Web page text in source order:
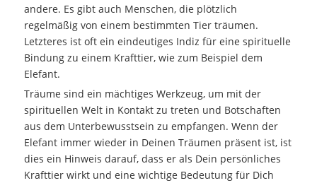
andere. Es gibt auch Menschen, die plötzlich
regelmäßig von einem bestimmten Tier träumen.
Letzteres ist oft ein eindeutiges Indiz für eine spirituelle
Bindung zu einem Krafttier, wie zum Beispiel dem
Elefant.
Träume sind ein mächtiges Werkzeug, um mit der
spirituellen Welt in Kontakt zu treten und Botschaften
aus dem Unterbewusstsein zu empfangen. Wenn der
Elefant immer wieder in Deinen Träumen präsent ist, ist
dies ein Hinweis darauf, dass er als Dein persönliches
Krafttier wirkt und eine wichtige Bedeutung für Dich